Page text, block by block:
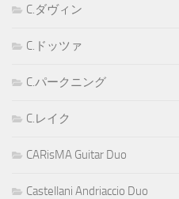
C.ダヴィン
C.ドッツァ
C.パークニング
C.レイク
CARisMA Guitar Duo
Castellani Andriaccio Duo